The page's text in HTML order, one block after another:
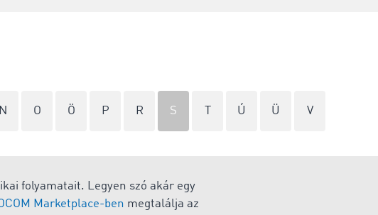
N O Ö P R S Ú Ü V
folyamatait. Legyen szó akár egy
Marketplace-ben megtalálja az